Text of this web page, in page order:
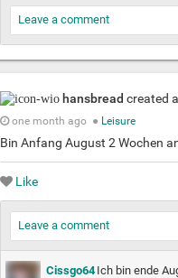
Leave a comment
hansbread created
one month ago ● Leisure
Bin Anfang August 2 Wochen
Like
Leave a comment
Cissgo64 Ich bin ende